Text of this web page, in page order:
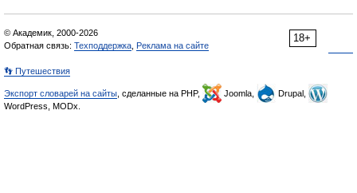
18+
© Академик, 2000-2026
Обратная связь: Техподдержка Реклама на сайте
👣 Путешествия
Экспорт словарей на сайты , сделанные на PHP, Joomla,
Drupal,
WordPress, MODx.